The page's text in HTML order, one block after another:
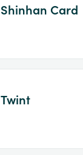
Shinhan Card
Twint